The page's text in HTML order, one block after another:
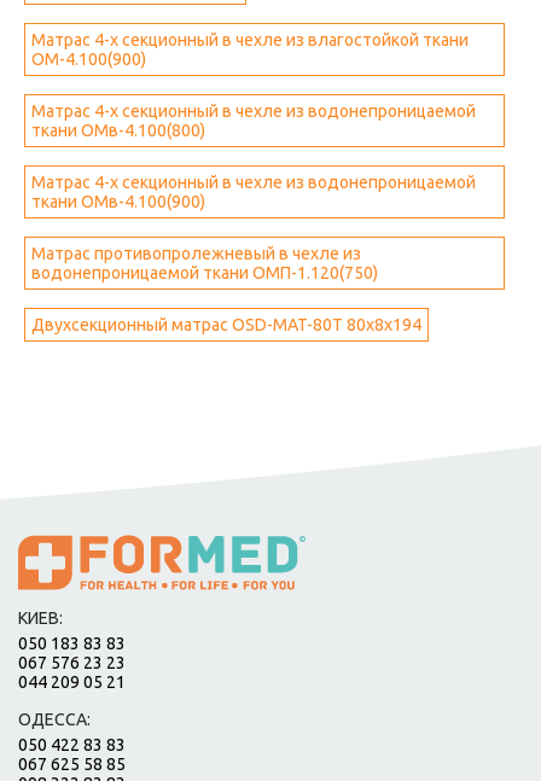
Матрас 4-х секционный в чехле из влагостойкой ткани
ОМ-4.100(900)
Матрас 4-х секционный в чехле из водонепроницаемой
ткани ОМв-4.100(800)
Матрас 4-х секционный в чехле из водонепроницаемой
ткани ОМв-4.100(900)
Матрас противопролежневый в чехле из
водонепроницаемой ткани ОМП-1.120(750)
Двухсекционный матрас OSD-MAT-80T 80x8x194
КИЕВ:
050 183 83 83
067 576 23 23
044 209 05 21
ОДЕССА:
050 422 83 83
067 625 58 85